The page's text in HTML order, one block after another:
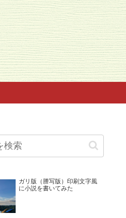
ガリ版（謄写版）印刷文字風
に小説を書いてみた